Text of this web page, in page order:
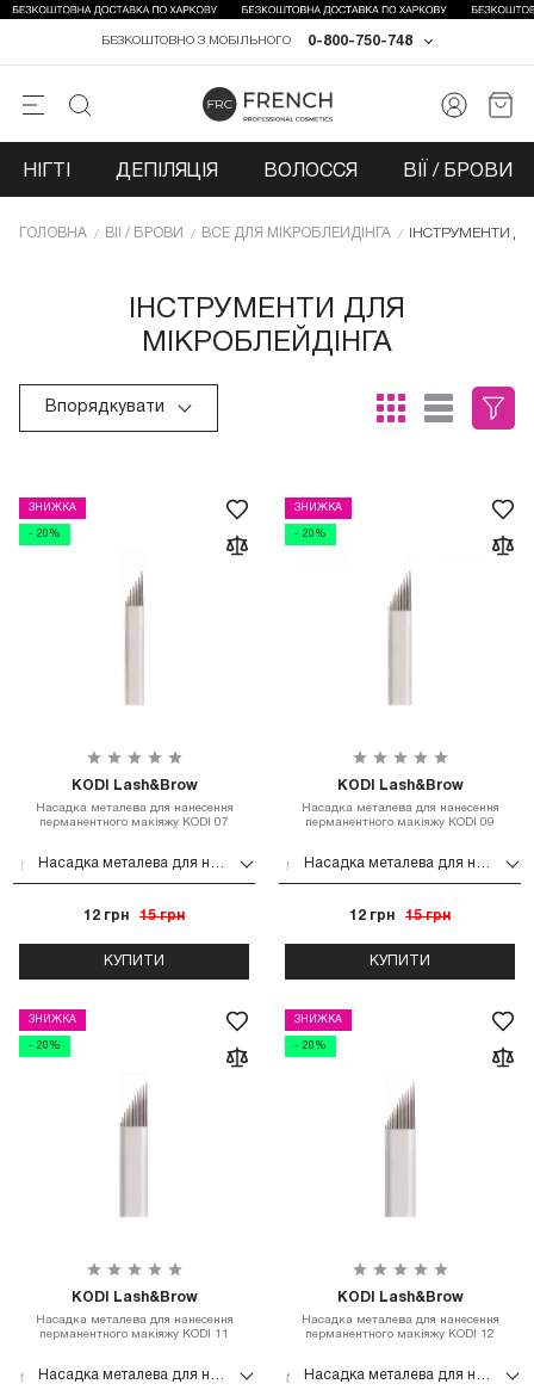
0-800-750-748
БЕЗКОШТОВНО З МОБІЛЬНОГО
НІГТІ ДЕПІЛЯЦІЯ ВОЛОССЯ ВІЇ / БРОВИ
ГОЛОВНА ВІЇ / БРОВИ ВСЕ ДЛЯ МІКРОБЛЕЙДІНГА ІНСТРУМЕНТИ
ІНСТРУМЕНТИ ДЛЯ
МІКРОБЛЕЙДІНГА
Впорядкувати
ЗНИЖКА
- 20%
KODI Lash&Brow
Насадка металева для нанесення
перманентного макіяжу KODI 07
Насадка металева для нанесення перманентного макіяжу KODI 07
12 грн 15 грн
КУПИТИ
ЗНИЖКА
- 20%
KODI Lash&Brow
Насадка металева для нанесення
перманентного макіяжу KODI 09
Насадка металева для нанесення перманентного макіяжу KODI 09
12 грн 15 грн
КУПИТИ
ЗНИЖКА
- 20%
KODI Lash&Brow
Насадка металева для нанесення
перманентного макіяжу KODI 11
Насадка металева для нанесення перманентного макіяжу KODI 11
ЗНИЖКА
- 20%
KODI Lash&Brow
Насадка металева для нанесення
перманентного макіяжу KODI 12
Насадка металева для нанесення перманентного макіяжу KODI 12